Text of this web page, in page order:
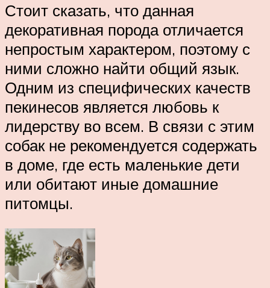
Стоит сказать, что данная
декоративная порода отличается
непростым характером, поэтому с
ними сложно найти общий язык.
Одним из специфических качеств
пекинесов является любовь к
лидерству во всем. В связи с этим
собак не рекомендуется содержать
в доме, где есть маленькие дети
или обитают иные домашние
питомцы.